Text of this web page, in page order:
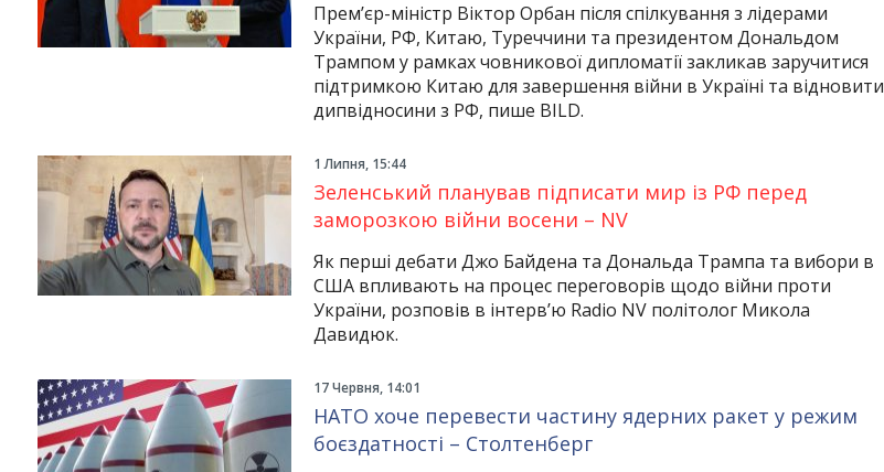
Прем’єр-міністр Віктор Орбан після спілкування з лідерами
України, РФ, Китаю, Туреччини та президентом Дональдом
Трампом у рамках човникової дипломатії закликав заручитися
підтримкою Китаю для завершення війни в Україні та відновити
дипвідносини з РФ, пише BILD.
1 Липня, 15:44
Зеленський планував підписати мир із РФ перед
заморозкою війни восени – NV
Як перші дебати Джо Байдена та Дональда Трампа та вибори в
США впливають на процес переговорів щодо війни проти
України, розповів в інтерв’ю Radio NV політолог Микола
Давидюк.
17 Червня, 14:01
НАТО хоче перевести частину ядерних ракет у режим
боєздатності – Столтенберг